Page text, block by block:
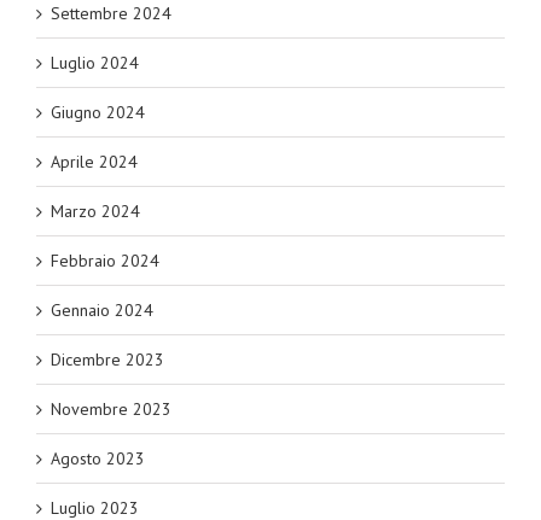
Settembre 2024
Luglio 2024
Giugno 2024
Aprile 2024
Marzo 2024
Febbraio 2024
Gennaio 2024
Dicembre 2023
Novembre 2023
Agosto 2023
Luglio 2023